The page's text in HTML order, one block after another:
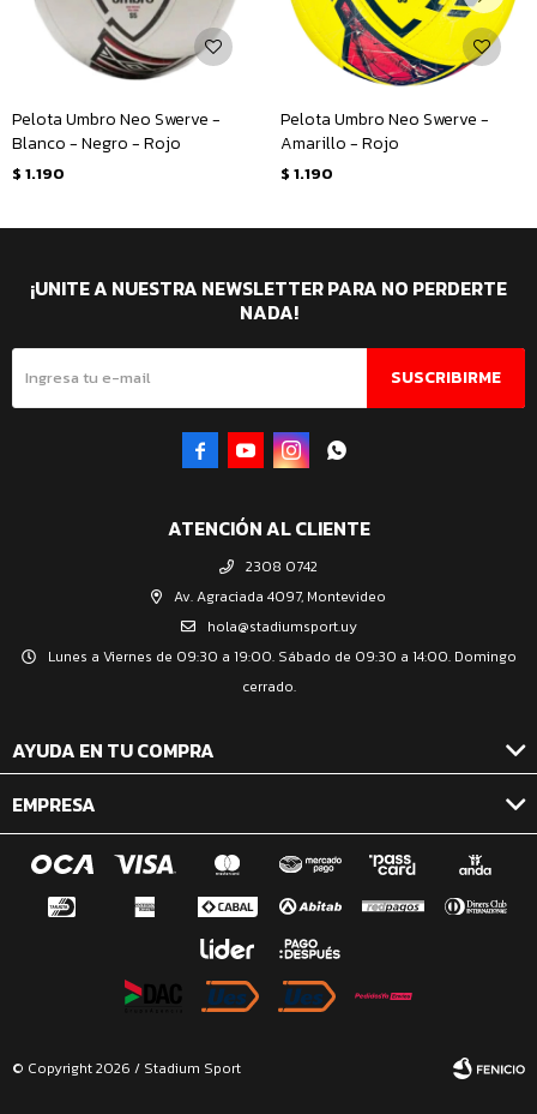
Pelota Umbro Neo Swerve -
Blanco - Negro - Rojo
$ 1.190
Pelota Umbro Neo Swerve -
Amarillo - Rojo
$ 1.190
ATENCIÓN AL CLIENTE
2308 0742
Av. Agraciada 4097, Montevideo
hola@stadiumsport.uy
Lunes a Viernes de 09:30 a 19:00. Sábado de 09:30 a 14:00. Domingo
cerrado.
AYUDA EN TU COMPRA
EMPRESA
¡UNITE A NUESTRA NEWSLETTER PARA NO PERDERTE
NADA!
SUSCRIBIRME
   
© Copyright 2026 / Stadium Sport